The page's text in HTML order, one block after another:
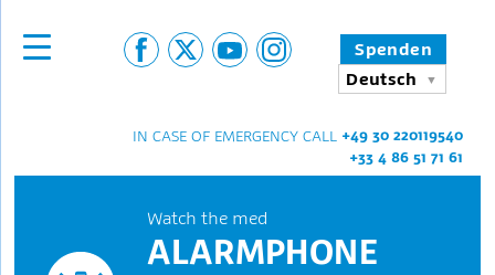
Spenden
Deutsch
IN CASE OF EMERGENCY CALL +49 30 220119540
+33 4 86 51 71 61
Watch the med
ALARMPHONE